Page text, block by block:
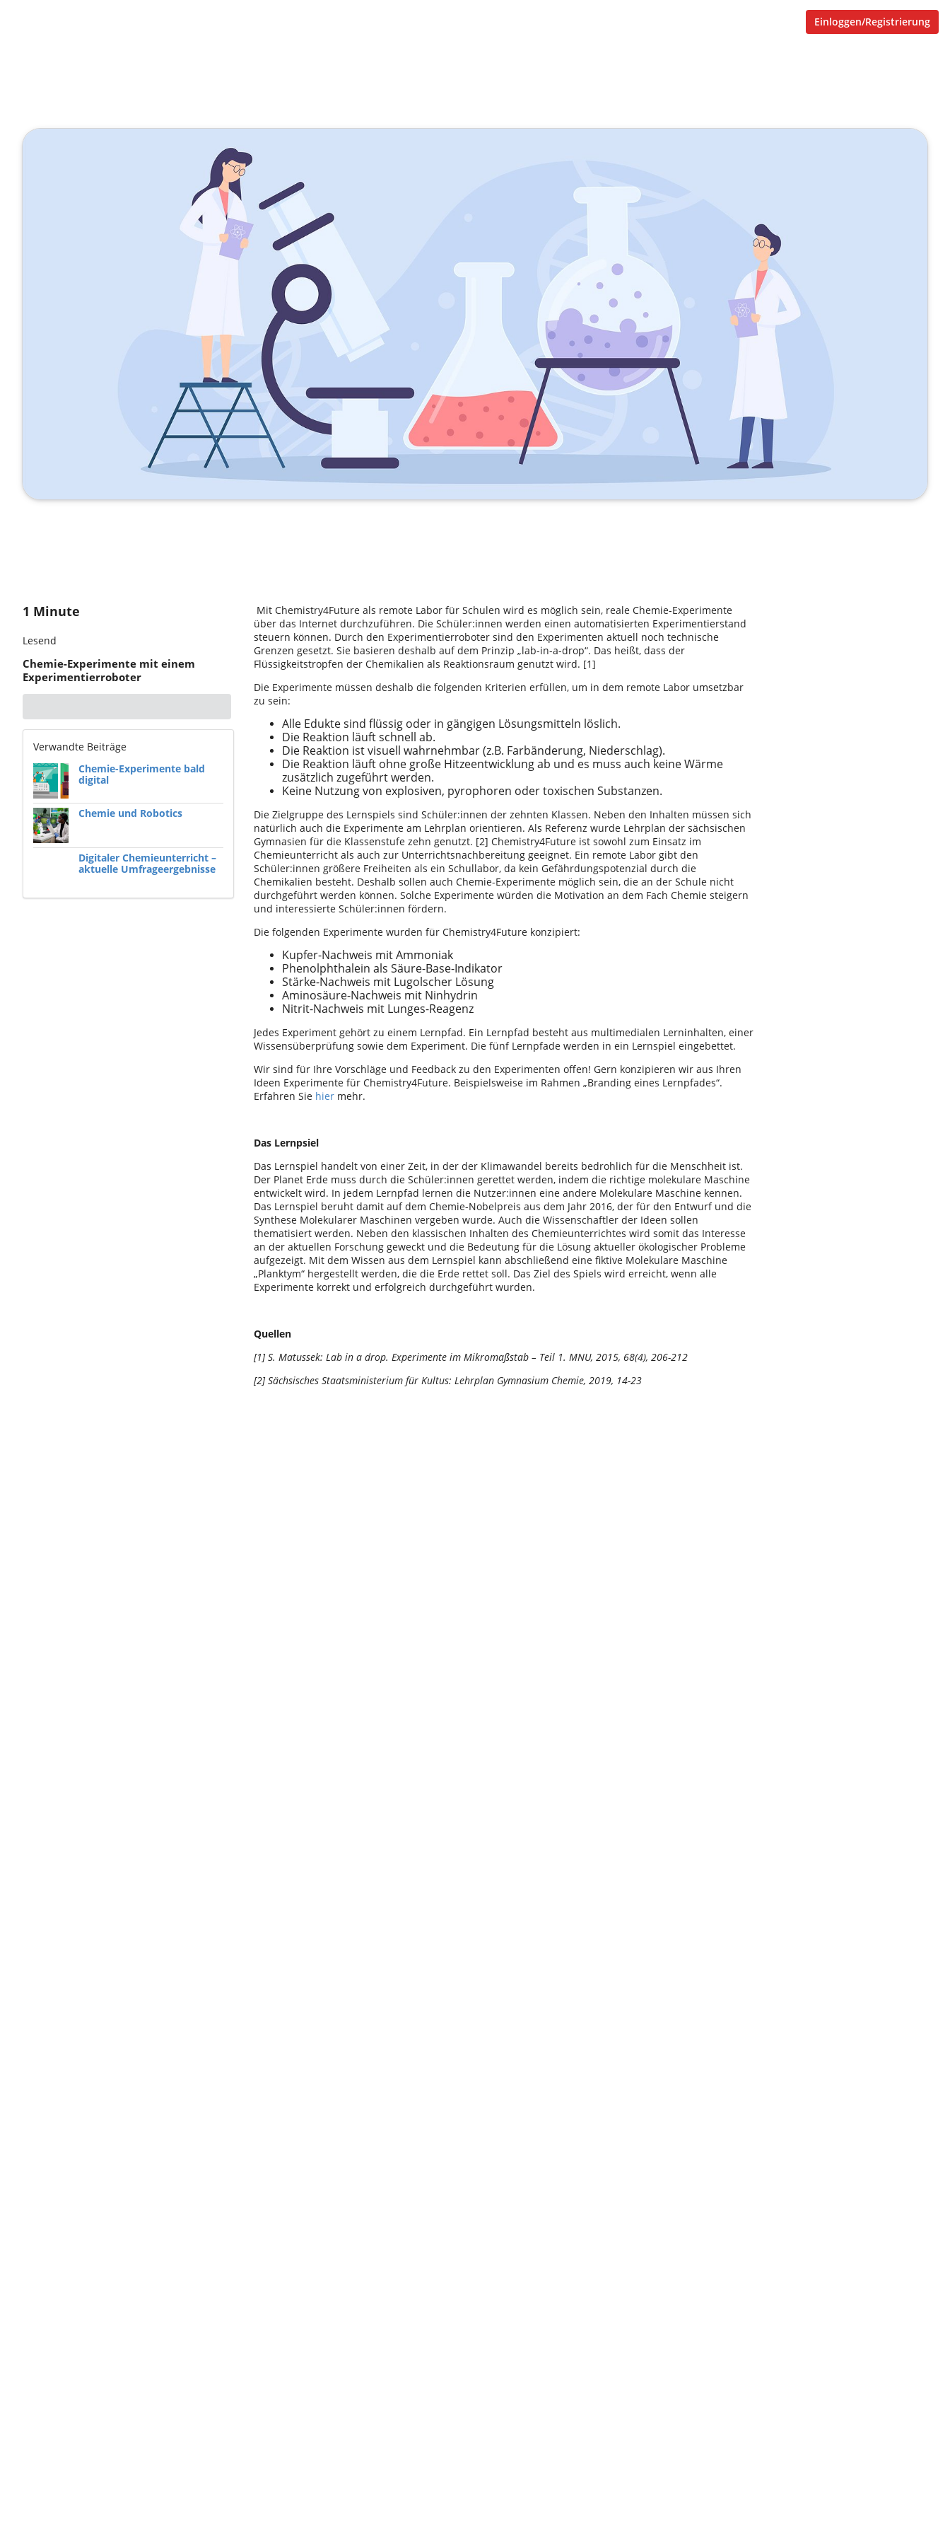
Einloggen/Registrierung
1 Minute
Lesend
Chemie-Experimente mit einem
Experimentierroboter
Verwandte Beiträge
Chemie-Experimente bald
digital
Chemie und Robotics
Digitaler Chemieunterricht –
aktuelle Umfrageergebnisse
Mit Chemistry4Future als remote Labor für Schulen wird es möglich sein, reale Chemie-Experimente
über das Internet durchzuführen. Die Schüler:innen werden einen automatisierten Experimentierstand
steuern können. Durch den Experimentierroboter sind den Experimenten aktuell noch technische
Grenzen gesetzt. Sie basieren deshalb auf dem Prinzip „lab-in-a-drop“. Das heißt, dass der
Flüssigkeitstropfen der Chemikalien als Reaktionsraum genutzt wird. [1]
Die Experimente müssen deshalb die folgenden Kriterien erfüllen, um in dem remote Labor umsetzbar
zu sein:
Alle Edukte sind flüssig oder in gängigen Lösungsmitteln löslich.
Die Reaktion läuft schnell ab.
Die Reaktion ist visuell wahrnehmbar (z.B. Farbänderung, Niederschlag).
Die Reaktion läuft ohne große Hitzeentwicklung ab und es muss auch keine Wärme
zusätzlich zugeführt werden.
Keine Nutzung von explosiven, pyrophoren oder toxischen Substanzen.
Die Zielgruppe des Lernspiels sind Schüler:innen der zehnten Klassen. Neben den Inhalten müssen sich
natürlich auch die Experimente am Lehrplan orientieren. Als Referenz wurde Lehrplan der sächsischen
Gymnasien für die Klassenstufe zehn genutzt. [2] Chemistry4Future ist sowohl zum Einsatz im
Chemieunterricht als auch zur Unterrichtsnachbereitung geeignet. Ein remote Labor gibt den
Schüler:innen größere Freiheiten als ein Schullabor, da kein Gefährdungspotenzial durch die
Chemikalien besteht. Deshalb sollen auch Chemie-Experimente möglich sein, die an der Schule nicht
durchgeführt werden können. Solche Experimente würden die Motivation an dem Fach Chemie steigern
und interessierte Schüler:innen fördern.
Die folgenden Experimente wurden für Chemistry4Future konzipiert:
Kupfer-Nachweis mit Ammoniak
Phenolphthalein als Säure-Base-Indikator
Stärke-Nachweis mit Lugolscher Lösung
Aminosäure-Nachweis mit Ninhydrin
Nitrit-Nachweis mit Lunges-Reagenz
Jedes Experiment gehört zu einem Lernpfad. Ein Lernpfad besteht aus multimedialen Lerninhalten, einer
Wissensüberprüfung sowie dem Experiment. Die fünf Lernpfade werden in ein Lernspiel eingebettet.
Wir sind für Ihre Vorschläge und Feedback zu den Experimenten offen! Gern konzipieren wir aus Ihren
Ideen Experimente für Chemistry4Future. Beispielsweise im Rahmen „Branding eines Lernpfades“.
Erfahren Sie hier mehr.
Das Lernpsiel
Das Lernspiel handelt von einer Zeit, in der der Klimawandel bereits bedrohlich für die Menschheit ist.
Der Planet Erde muss durch die Schüler:innen gerettet werden, indem die richtige molekulare Maschine
entwickelt wird. In jedem Lernpfad lernen die Nutzer:innen eine andere Molekulare Maschine kennen.
Das Lernspiel beruht damit auf dem Chemie-Nobelpreis aus dem Jahr 2016, der für den Entwurf und die
Synthese Molekularer Maschinen vergeben wurde. Auch die Wissenschaftler der Ideen sollen
thematisiert werden. Neben den klassischen Inhalten des Chemieunterrichtes wird somit das Interesse
an der aktuellen Forschung geweckt und die Bedeutung für die Lösung aktueller ökologischer Probleme
aufgezeigt. Mit dem Wissen aus dem Lernspiel kann abschließend eine fiktive Molekulare Maschine
„Planktym“ hergestellt werden, die die Erde rettet soll. Das Ziel des Spiels wird erreicht, wenn alle
Experimente korrekt und erfolgreich durchgeführt wurden.
Quellen
[1] S. Matussek: Lab in a drop. Experimente im Mikromaßstab – Teil 1. MNU, 2015, 68(4), 206-212
[2] Sächsisches Staatsministerium für Kultus: Lehrplan Gymnasium Chemie, 2019, 14-23